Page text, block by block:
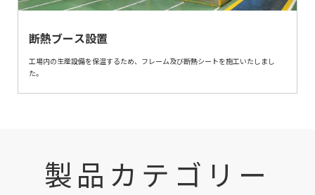
断熱ブース設置
工場内の生産設備を保温するため、フレーム及び断熱シートを施工いたしまし
た。
製品カテゴリー